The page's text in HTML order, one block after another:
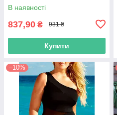
В наявності
837,90 ₴ 931 ₴
Купити
–10%